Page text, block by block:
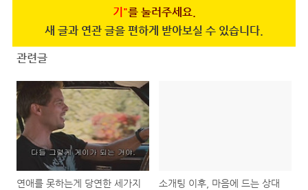
기"를 눌러주세요.
새 글과 연관 글을 편하게 받아보실 수 있습니다.
관련글
연애를 못하는게 당연한 세가지
소개팅 이후, 마음에 드는 상대